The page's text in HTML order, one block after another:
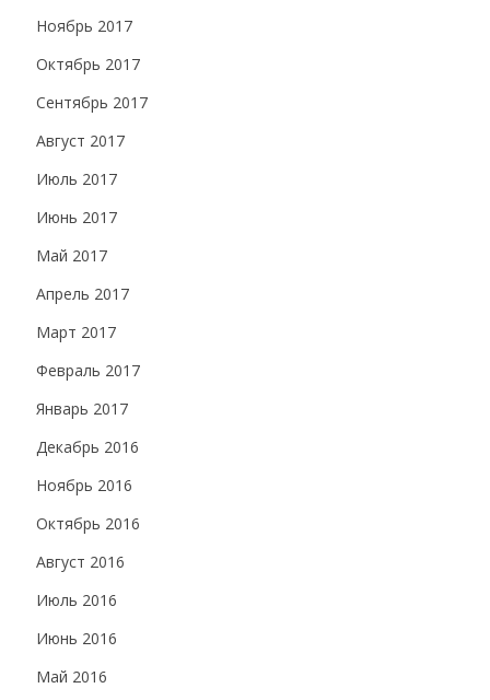
Ноябрь 2017
Октябрь 2017
Сентябрь 2017
Август 2017
Июль 2017
Июнь 2017
Май 2017
Апрель 2017
Март 2017
Февраль 2017
Январь 2017
Декабрь 2016
Ноябрь 2016
Октябрь 2016
Август 2016
Июль 2016
Июнь 2016
Май 2016